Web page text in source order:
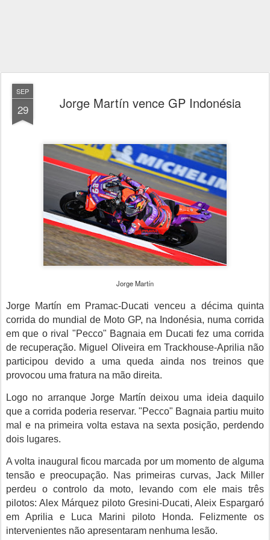
SEP
29 Jorge Martín vence GP Indonésia
Jorge Martín
Jorge Martín em Pramac-Ducati venceu a décima quinta
corrida do mundial de Moto GP, na Indonésia, numa corrida
em que o rival "Pecco" Bagnaia em Ducati fez uma corrida
de recuperação. Miguel Oliveira em Trackhouse-Aprilia não
participou devido a uma queda ainda nos treinos que
provocou uma fratura na mão direita.
Logo no arranqueJorge Martín deixou uma ideia daquilo
que a corrida poderia reservar. "Pecco" Bagnaia partiu muito
mal e na primeira volta estava na sexta posição, perdendo
dois lugares.
A volta inaugural ficou marcada por um momento de alguma
tensão e preocupação. Nas primeiras curvas, Jack Miller
perdeu o controlo da moto, levando com ele mais três
pilotos: Alex Márquez piloto Gresini-Ducati, Aleix Espargaró
em Aprilia e Luca Marini piloto Honda. Felizmente os
intervenientes não apresentaram nenhuma lesão.